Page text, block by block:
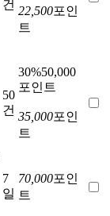
건 22,500포인
트
50
건
30%50,000
포인트
35,000포인
트
7
일
70,000포인
트